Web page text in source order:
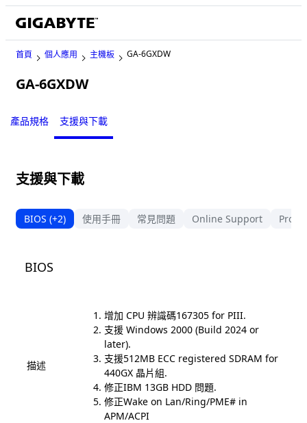
首頁 個人應用 主機板 GA-6GXDW
GA-6GXDW
產品規格 支援與下載
支援與下載
BIOS (+2) 使用手冊 常見問題 Online Support
BIOS
描述
增加 CPU 辨識碼167305 for PIII.
支援 Windows 2000 (Build 2024 or
later).
支援512MB ECC registered SDRAM for
440GX 晶片組.
修正IBM 13GB HDD 問題.
修正Wake on Lan/Ring/PME# in
APM/ACPI